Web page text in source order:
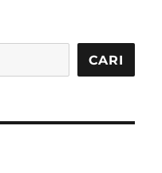
CARI